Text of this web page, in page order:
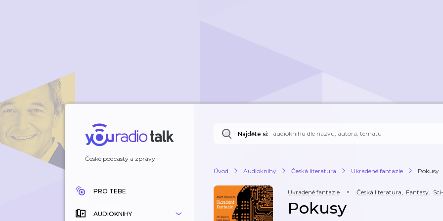
České podcasty a zprávy
PRO TEBE
AUDIOKNIHY
Najděte si:
Úvod Audioknihy Česká literatura Ukradené fantazie Pokusy
Ukradené fantazie Česká literatura, Fantasy,
Pokusy